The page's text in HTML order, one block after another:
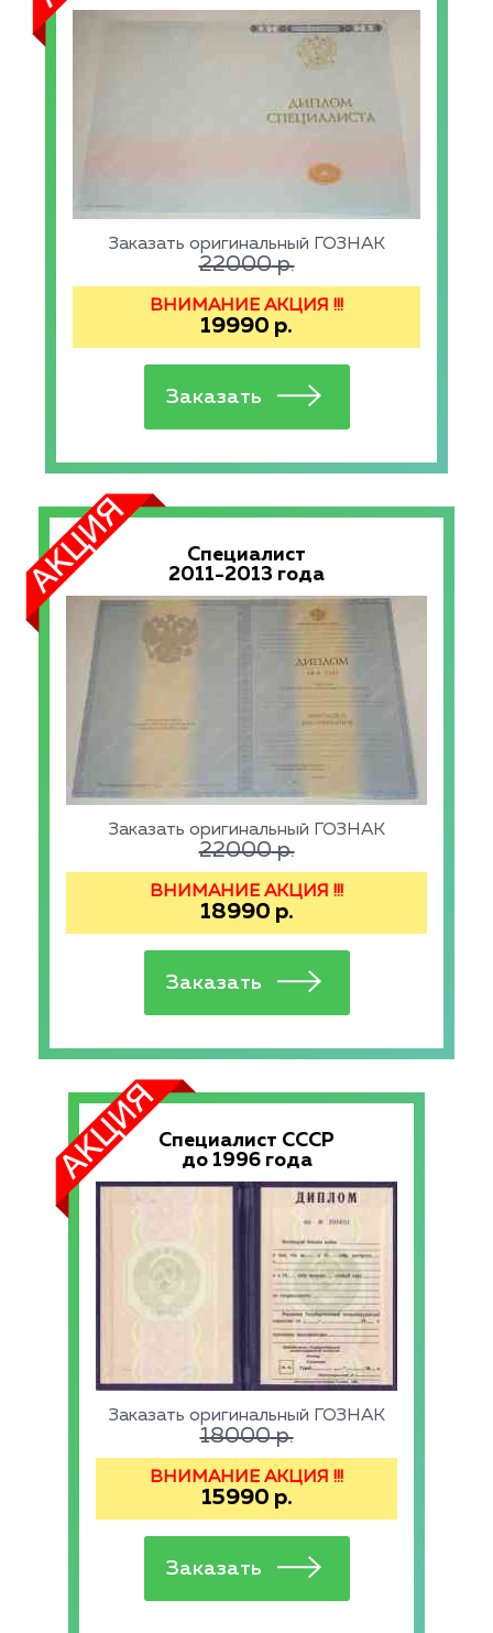
Заказать оригинальный ГОЗНАК
22000р.
ВНИМАНИЕ АКЦИЯ !!!
19990 р.
Специалист
2011-2013 года
Заказать оригинальный ГОЗНАК
22000р.
ВНИМАНИЕ АКЦИЯ !!!
18990 р.
Специалист СССР
до 1996 года
Заказать оригинальный ГОЗНАК
18000р.
ВНИМАНИЕ АКЦИЯ !!!
15990 р.